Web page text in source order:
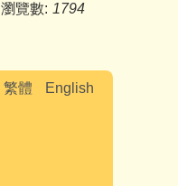
瀏覽數: 1794
繁體 English